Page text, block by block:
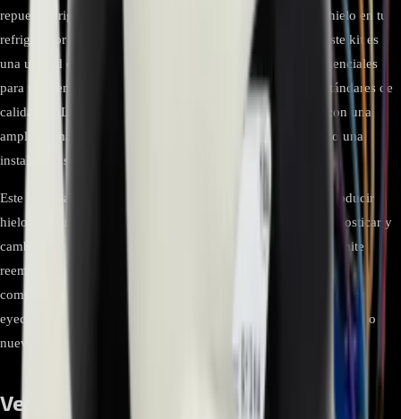
repuesto original diseñado para restaurar la producción de hielo en tu
refrigerador LG. Con el número de parte
AEQ32178403
, este kit es
una unidad completa que incluye todos los componentes esenciales
para un reemplazo directo y eficiente. Fabricado con los estándares de
calidad de LG, asegura un ajuste perfecto y es compatible con una
amplia gama de modelos de refrigeradores LG, garantizando una
instalación sencilla.
Este kit es la solución ideal si tu refrigerador ha dejado de producir
hielo, produce cubos pequeños o se atasca. En lugar de diagnosticar y
cambiar piezas individuales, este ensamblaje completo te permite
reemplazar toda la unidad defectuosa de una sola vez. Incluye
componentes clave como el motor, el molde de hielo y los brazos
eyectores, asegurando que tu refrigerador vuelva a funcionar como
nuevo y te proporcione un suministro constante y fiable de hielo.
Ventajas y beneficios